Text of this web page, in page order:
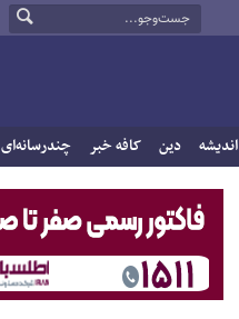
اندیشه دین کافه خبر چندرسانه‌ای